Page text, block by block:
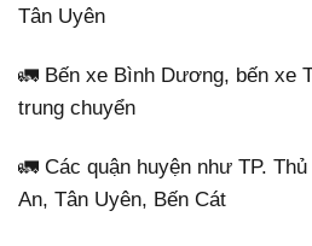
Tân Uyên
🚛 Bến xe Bình Dương, bến xe
trung chuyển
🚛 Các quận huyện như TP.
An, Tân Uyên, Bến Cát